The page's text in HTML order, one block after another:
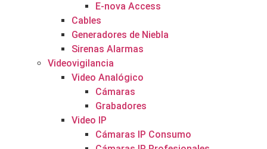
E-nova Access
Cables
Generadores de Niebla
Sirenas Alarmas
Videovigilancia
Video Analógico
Cámaras
Grabadores
Video IP
Cámaras IP Consumo